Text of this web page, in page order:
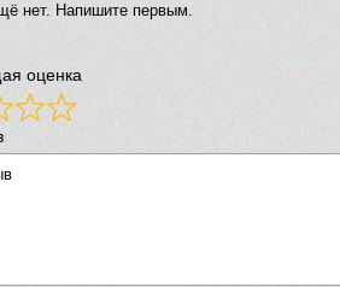
нет. Напишите первым.
оценка